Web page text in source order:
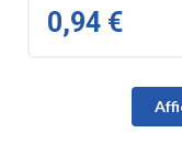
0,94 €